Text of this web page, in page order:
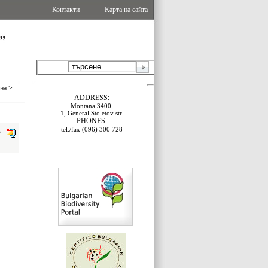
Карта на сайта
Контакти
>
ADDRESS:
Montana 3400,
1, General Stoletov str.
PHONES:
tel./fax (096) 300 728